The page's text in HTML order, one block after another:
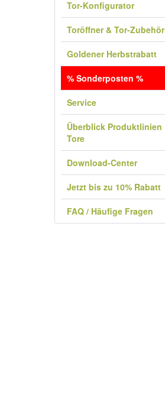
Tor-Konfigurator
Toröffner & Tor-Zubehör
Goldener Herbstrabatt
% Sonderposten %
Service
Überblick Produktlinien
Tore
Download-Center
Jetzt bis zu 10% Rabatt
FAQ / Häufige Fragen